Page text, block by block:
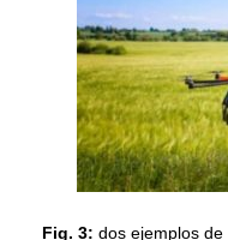
Fig. 3: dos ejemplos